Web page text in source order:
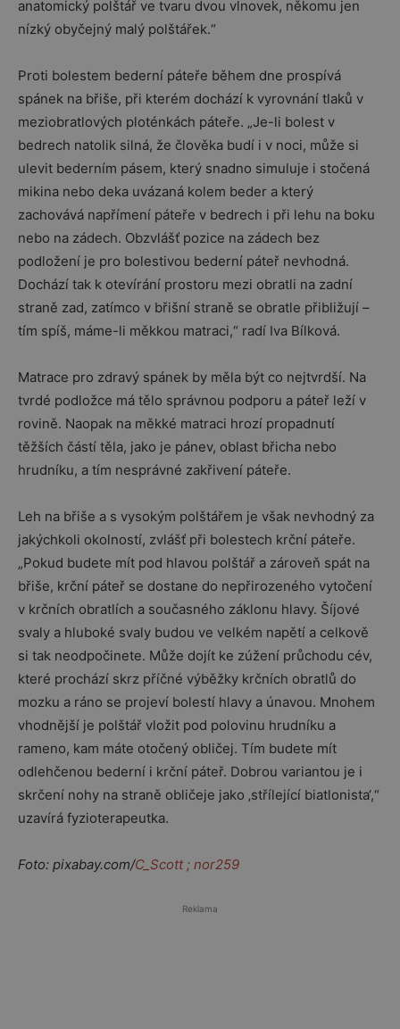
anatomický polštář ve tvaru dvou vlnovek, někomu jen
nízký obyčejný malý polštářek.“
Proti bolestem bederní páteře během dne prospívá
spánek na břiše, při kterém dochází k vyrovnání tlaků v
meziobratlových ploténkách páteře. „Je-li bolest v
bedrech natolik silná, že člověka budí i v noci, může si
ulevit bederním pásem, který snadno simuluje i stočená
mikina nebo deka uvázaná kolem beder a který
zachovává napřímení páteře v bedrech i při lehu na boku
nebo na zádech. Obzvlášť pozice na zádech bez
podložení je pro bolestivou bederní páteř nevhodná.
Dochází tak k otevírání prostoru mezi obratli na zadní
straně zad, zatímco v břišní straně se obratle přibližují –
tím spíš, máme-li měkkou matraci,“ radí Iva Bílková.
Matrace pro zdravý spánek by měla být co nejtvrdší. Na
tvrdé podložce má tělo správnou podporu a páteř leží v
rovině. Naopak na měkké matraci hrozí propadnutí
těžších částí těla, jako je pánev, oblast břicha nebo
hrudníku, a tím nesprávné zakřivení páteře.
Leh na břiše a s vysokým polštářem je však nevhodný za
jakýchkoli okolností, zvlášť při bolestech krční páteře.
„Pokud budete mít pod hlavou polštář a zároveň spát na
břiše, krční páteř se dostane do nepřirozeného vytočení
v krčních obratlích a současného záklonu hlavy. Šíjové
svaly a hluboké svaly budou ve velkém napětí a celkově
si tak neodpočinete. Může dojít ke zúžení průchodu cév,
které prochází skrz příčné výběžky krčních obratlů do
mozku a ráno se projeví bolestí hlavy a únavou. Mnohem
vhodnější je polštář vložit pod polovinu hrudníku a
rameno, kam máte otočený obličej. Tím budete mít
odlehčenou bederní i krční páteř. Dobrou variantou je i
skrčení nohy na straně obličeje jako ‚střílející biatlonista‘,“
uzavírá fyzioterapeutka.
Foto: pixabay.com/C_Scott ; nor259
Reklama